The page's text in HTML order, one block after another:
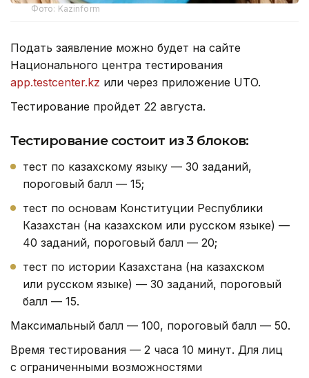
Фото: Kazinform
Подать заявление можно будет на сайте
Национального центра тестирования
app.testcenter.kz или через приложение UTO.
Тестирование пройдет 22 августа.
Тестирование состоит из 3 блоков:
тест по казахскому языку — 30 заданий,
пороговый балл — 15;
тест по основам Конституции Республики
Казахстан (на казахском или русском языке) —
40 заданий, пороговый балл — 20;
тест по истории Казахстана (на казахском
или русском языке) — 30 заданий, пороговый
балл — 15.
Максимальный балл — 100, пороговый балл — 50.
Время тестирования — 2 часа 10 минут. Для лиц
с ограниченными возможностями